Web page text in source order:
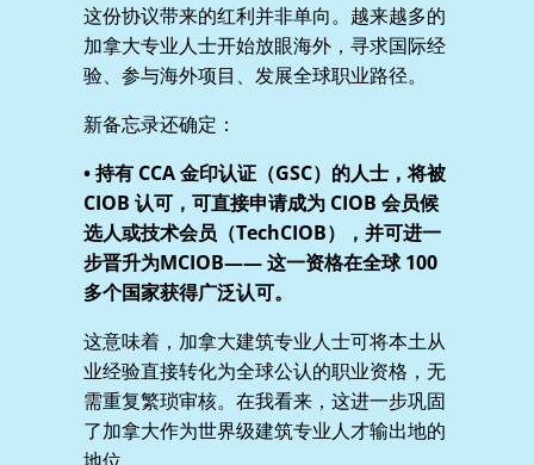
这份协议带来的红利并非单向。越来越多的
加拿大专业人士开始放眼海外，寻求国际经
验、参与海外项目、发展全球职业路径。
新备忘录还确定：
• 持有 CCA 金印认证（GSC）的人士，将被
CIOB 认可，可直接申请成为 CIOB 会员候
选人或技术会员（TechCIOB），并可进一
步晋升为MCIOB—— 这一资格在全球 100
多个国家获得广泛认可。
这意味着，加拿大建筑专业人士可将本土从
业经验直接转化为全球公认的职业资格，无
需重复繁琐审核。在我看来，这进一步巩固
了加拿大作为世界级建筑专业人才输出地的